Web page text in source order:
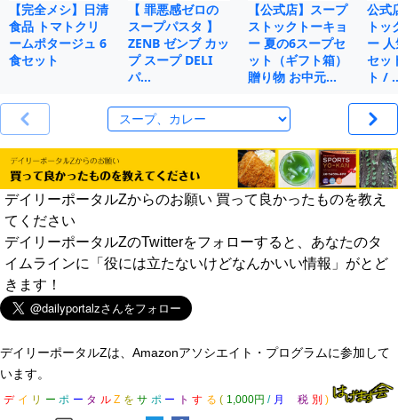
【完全メシ】日清
食品 トマトクリ
ームポタージュ 6
食セット
【 罪悪感ゼロの
スープパスタ 】
ZENB ゼンブ カッ
プ スープ DELI
パ…
【公式店】スープ
ストックトーキョ
ー 夏の6スープセ
ット（ギフト箱）
贈り物 お中元…
公式
ト
ー
セッ
ト /
デイリーポータルZからのお願い 買って良かったものを教え
てください
デイリーポータルZのTwitterをフォローすると、あなたのタ
イムラインに「役には立たないけどなんかいい情報」がとど
きます！
デイリーポータルZは、Amazonアソシエイト・プログラムに参加して
います。
デ イ リ ー ポ ー タ ル Z を サ ポ ー ト す る ( 1,000円 / 月 税 別 )